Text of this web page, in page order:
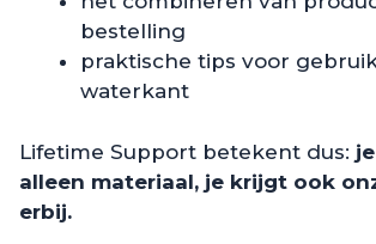
bestelling
praktische tips voor
waterkant
Lifetime Support betekent dus:
alleen materiaal, je krijgt ook
erbij.